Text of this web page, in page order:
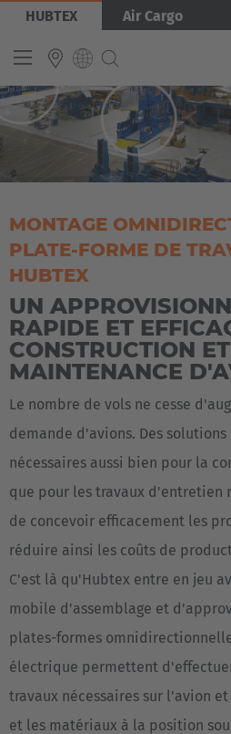
Aller
contenu
HUBTEX Air Cargo
INTERNATIONAL
Español
Français
Image
MONTAGE
PLATE-FORME DE
HUBTEX
UN
RAPIDE ET
CONSTRUCTION
MAINTENANCE
Le nombre de vols ne cesse
demande d'avions. Des
nécessaires aussi bien pour la
que pour les travaux
de concevoir efficacement les
réduire ainsi les coûts de
C'est là qu'Hubtex entre en jeu
mobile d'assemblage et
plates-formes
électrique permettent
travaux nécessaires sur l'avion
et les matériaux à la position